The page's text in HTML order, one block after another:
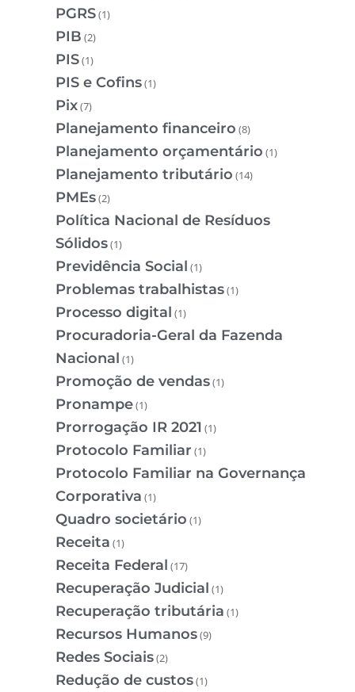
PGRS(1)
PIB (2)
PIS(1)
PIS e Cofins(1)
Pix(7)
Planejamento financeiro (8)
Planejamento orçamentário (1)
Planejamento tributário (14)
PMEs(2)
Política Nacional de Resíduos
Sólidos(1)
Previdência Social (1)
Problemas trabalhistas(1)
Processo digital (1)
Procuradoria-Geral da Fazenda
Nacional (1)
Promoção de vendas(1)
Pronampe(1)
Prorrogação IR 2021 (1)
Protocolo Familiar (1)
Protocolo Familiar na Governança
Corporativa (1)
Quadro societário (1)
Receita (1)
Receita Federal (17)
Recuperação Judicial (1)
Recuperação tributária (1)
Recursos Humanos(9)
Redes Sociais(2)
Redução de custos(1)